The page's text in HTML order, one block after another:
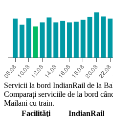
Servicii la bord IndianRail de la
Comparați serviciile de la bord
Mailani cu train.
Facilităţi
IndianRail